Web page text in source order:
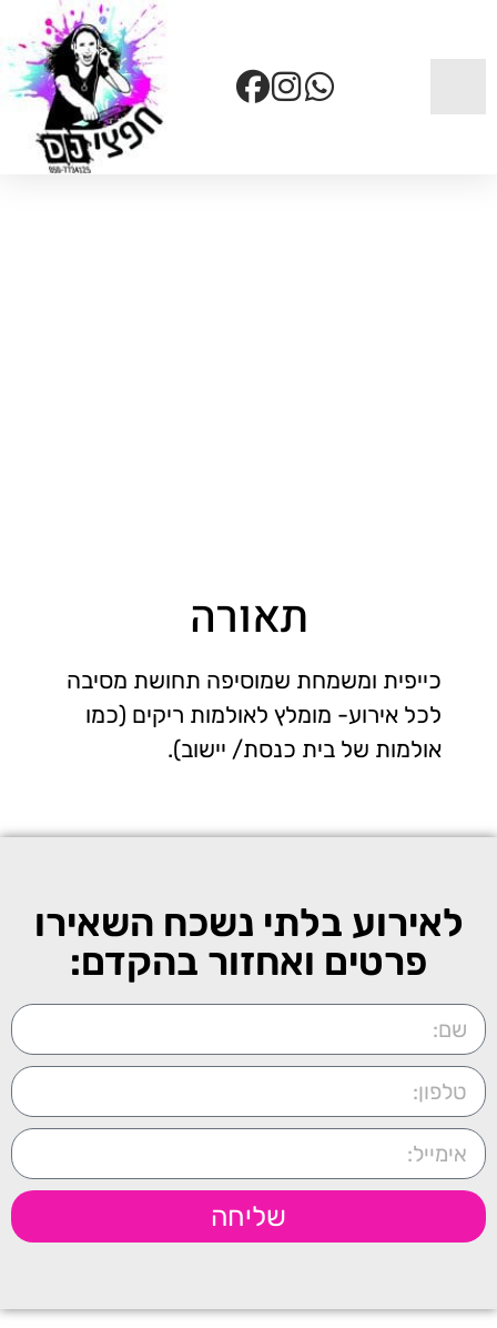
תאורה
כייפית ומשמחת שמוסיפה תחושת מסיבה
לכל אירוע- מומלץ לאולמות ריקים (כמו
אולמות של בית כנסת/ יישוב).
לאירוע בלתי נשכח השאירו
פרטים ואחזור בהקדם:
שליחה